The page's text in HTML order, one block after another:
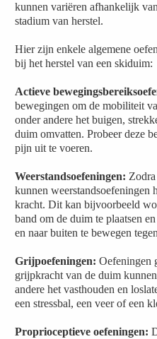
kunnen variëren afhankelijk
stadium van herstel.
Hier zijn enkele algemene
bij het herstel van een skiduim:
Actieve
bewegingen om de mobiliteit
onder andere het buigen,
duim omvatten. Probeer deze
pijn uit te voeren.
Weerstandsoefeningen:
kunnen weerstandsoefeningen
kracht. Dit kan bijvoorbeeld
band om de duim te plaatsen
en naar buiten te bewegen
Grijpoefeningen: Oefeningen
grijpkracht van de duim
andere het vasthouden en
een stressbal, een veer of een
Proprioceptieve oefeningen: